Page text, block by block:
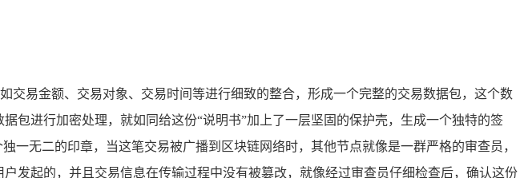
交易金额、交易对象、交易时间等进行细致的整合，形成一个完整的交易数据包，这个数
包进行加密处理，就如同给这份“说明书”加上了一层坚固的保护壳，生成一个独特的签
无二的印章，当这笔交易被广播到区块链网络时，其他节点就像是一群严格的审查员，
发起的，并且交易信息在传输过程中没有被篡改，就像经过审查员仔细检查后，确认这份